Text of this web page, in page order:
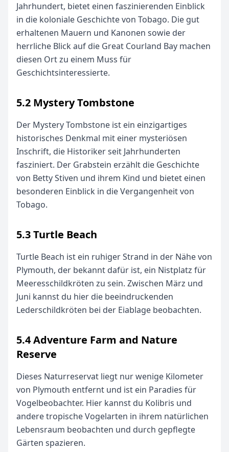
Jahrhundert, bietet einen faszinierenden Einblick
in die koloniale Geschichte von Tobago. Die gut
erhaltenen Mauern und Kanonen sowie der
herrliche Blick auf die Great Courland Bay machen
diesen Ort zu einem Muss für
Geschichtsinteressierte.
5.2 Mystery Tombstone
Der Mystery Tombstone ist ein einzigartiges
historisches Denkmal mit einer mysteriösen
Inschrift, die Historiker seit Jahrhunderten
fasziniert. Der Grabstein erzählt die Geschichte
von Betty Stiven und ihrem Kind und bietet einen
besonderen Einblick in die Vergangenheit von
Tobago.
5.3 Turtle Beach
Turtle Beach ist ein ruhiger Strand in der Nähe von
Plymouth, der bekannt dafür ist, ein Nistplatz für
Meeresschildkröten zu sein. Zwischen März und
Juni kannst du hier die beeindruckenden
Lederschildkröten bei der Eiablage beobachten.
5.4 Adventure Farm and Nature
Reserve
Dieses Naturreservat liegt nur wenige Kilometer
von Plymouth entfernt und ist ein Paradies für
Vogelbeobachter. Hier kannst du Kolibris und
andere tropische Vogelarten in ihrem natürlichen
Lebensraum beobachten und durch gepflegte
Gärten spazieren.